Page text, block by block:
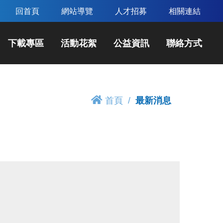
回首頁 網站導覽 人才招募 相關連結
下載專區 活動花絮 公益資訊 聯絡方式
首頁 最新消息